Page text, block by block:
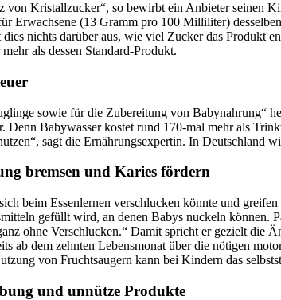
von Kristallzucker“, so bewirbt ein Anbieter
Erwachsene (13 Gramm pro 100 Milliliter)
dies nichts darüber aus, wie viel Zucker das Produkt
als dessen Standard-Produkt.
sowie für die Zubereitung von Babynahrung“
Denn Babywasser kostet rund 170-mal mehr als
sagt die Ernährungsexpertin. In Deutschland
bremsen und Karies fördern
beim Essenlernen verschlucken könnte und
gefüllt wird, an denen Babys nuckeln können.
ohne Verschlucken.“ Damit spricht er gezielt die
ab dem zehnten Lebensmonat über die nötigen
von Fruchtsaugern kann bei Kindern das
und unnütze Produkte